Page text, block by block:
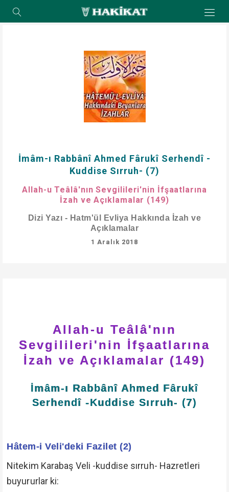
İmâm-ı Rabbânî Ahmed Fârukî Serhendî -
Kuddise Sırruh- (7)
Allah-u Teâlâ'nın Sevgilileri'nin İfşaatlarına
İzah ve Açıklamalar (149)
Dizi Yazı - Hatm'ül Evliya Hakkında İzah ve
Açıklamalar
1 Aralık 2018
Allah-u Teâlâ'nın
Sevgilileri'nin İfşaatlarına
İzah ve Açıklamalar (149)
İmâm-ı Rabbânî Ahmed Fârukî
Serhendî -Kuddise Sırruh- (7)
Hâtem-i Veli'deki Fazilet (2)
Nitekim Karabaş Veli -kuddise sırruh- Hazretleri
buyururlar ki: